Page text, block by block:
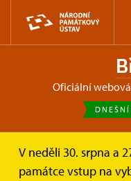
oficiální
V neděli 30. srpna a
památce vstup na
Březnice Synagoga v